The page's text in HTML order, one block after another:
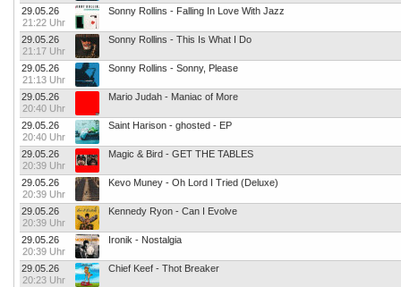
29.05.26
21:22 Uhr
Sonny Rollins - Falling In Love With Jazz
29.05.26
21:17 Uhr
Sonny Rollins - This Is What I Do
29.05.26
21:13 Uhr
Sonny Rollins - Sonny, Please
29.05.26
20:40 Uhr
Mario Judah - Maniac of More
29.05.26
20:40 Uhr
Saint Harison - ghosted - EP
29.05.26
20:39 Uhr
Magic & Bird - GET THE TABLES
29.05.26
20:39 Uhr
Kevo Muney - Oh Lord I Tried (Deluxe)
29.05.26
20:39 Uhr
Kennedy Ryon - Can I Evolve
29.05.26
20:39 Uhr
Ironik - Nostalgia
29.05.26
20:23 Uhr
Chief Keef - Thot Breaker